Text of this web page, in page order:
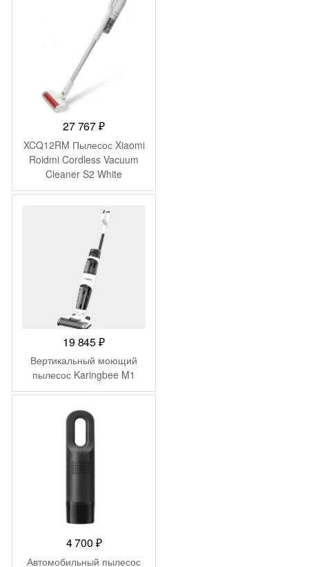
27 767₽
XCQ12RM Пылесос Xiaomi
Roidmi Cordless Vacuum
Cleaner S2 White
19 845₽
Вертикальный моющий
пылесос Karingbee M1
4 700 ₽
Автомобильный пылесос